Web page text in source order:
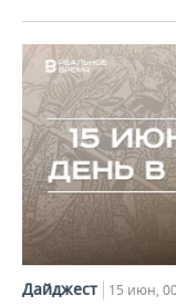
Дайджест 15 июн,